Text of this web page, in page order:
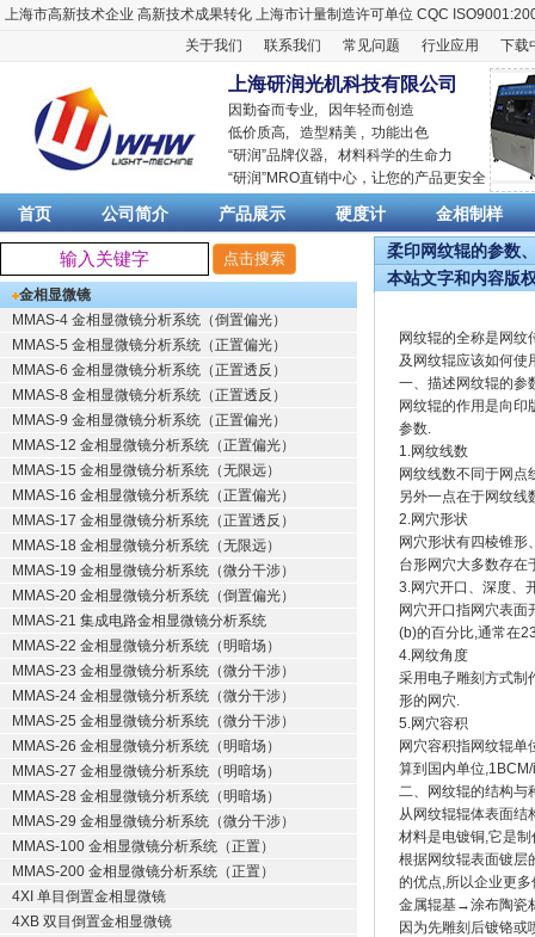
上海市高新技术企业 高新技术成果转化 上海市计量制造许可单位 CQC
关于我们
联系我们 常见问题 行业应用 下载
上海研润光机科技有限公司
因勤奋而专业, 因年轻而创造
低价质高, 造型精美 , 功能出色
“研润”品牌仪器, 材料科学的生命力
“研润”MRO直销中心，让您的产品更安全
首页 公司简介 产品展示 硬度计 金相制样
金相显微镜
MMAS-4 金相显微镜分析系统（倒置偏光）
MMAS-5 金相显微镜分析系统（正置偏光）
MMAS-6 金相显微镜分析系统（正置透反）
MMAS-8 金相显微镜分析系统（正置透反）
MMAS-9 金相显微镜分析系统（正置偏光）
MMAS-12 金相显微镜分析系统（正置偏光）
MMAS-15 金相显微镜分析系统（无限远）
MMAS-16 金相显微镜分析系统（正置偏光）
MMAS-17 金相显微镜分析系统（正置透反）
MMAS-18 金相显微镜分析系统（无限远）
MMAS-19 金相显微镜分析系统（微分干涉）
MMAS-20 金相显微镜分析系统（倒置偏光）
MMAS-21 集成电路金相显微镜分析系统
MMAS-22 金相显微镜分析系统（明暗场）
MMAS-23 金相显微镜分析系统（微分干涉）
MMAS-24 金相显微镜分析系统（微分干涉）
MMAS-25 金相显微镜分析系统（微分干涉）
MMAS-26 金相显微镜分析系统（明暗场）
MMAS-27 金相显微镜分析系统（明暗场）
MMAS-28 金相显微镜分析系统（明暗场）
MMAS-29 金相显微镜分析系统（微分干涉）
MMAS-100 金相显微镜分析系统（正置）
MMAS-200 金相显微镜分析系统（正置）
4XI 单目倒置金相显微镜
4XB 双目倒置金相显微镜
柔印网纹辊的参数
本站文字和内容版
网纹辊的全称是网
及网纹辊应该如何使
一、描述网纹辊的参
网纹辊的作用是向
参数.
1.网纹线数
网纹线数不同于网点
另外一点在于网纹线
2.网穴形状
网穴形状有四棱锥
台形网穴大多数存在
3.网穴开口、深度、
网穴开口指网穴表
(b)的百分比,通常在
4.网纹角度
采用电子雕刻方式制
形的网穴.
5.网穴容积
网穴容积指网纹辊
算到国内单位
二、网纹辊的结构与
从网纹辊辊体表面结
材料是电镀铜,它是
根据网纹辊表面镀层
的优点,所以企业更
金属辊基→涂布陶
因为先雕刻后镀铬